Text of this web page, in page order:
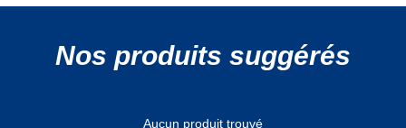
Nos produits suggérés
Aucun produit trouvé